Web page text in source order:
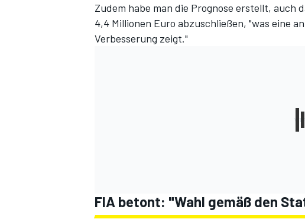
Zudem habe man die Prognose erstellt, auch
4,4 Millionen Euro abzuschließen, "was eine
Verbesserung zeigt."
FIA betont: "Wahl gemäß den